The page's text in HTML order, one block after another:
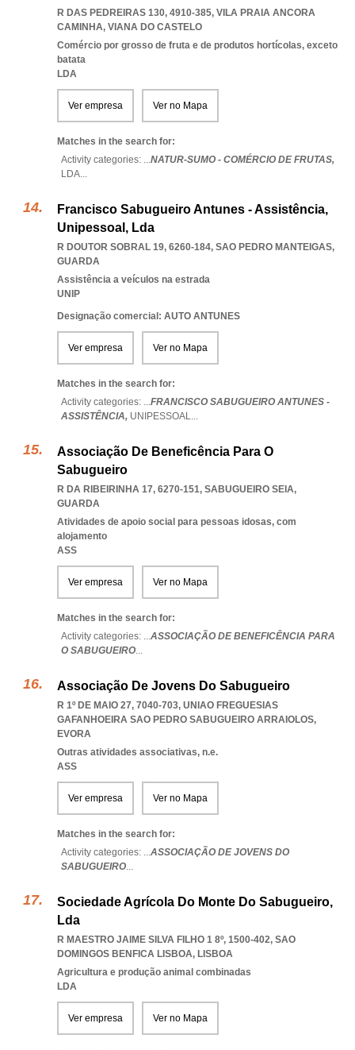
R DAS PEDREIRAS 130, 4910-385, VILA PRAIA ANCORA
CAMINHA, VIANA DO CASTELO
Comércio por grosso de fruta e de produtos hortícolas, exceto
batata
LDA
Ver empresa Ver no Mapa
Matches in the search for:
Activity categories: ...NATUR-SUMO - COMÉRCIO DE FRUTAS,
LDA...
Francisco Sabugueiro Antunes - Assistência,
Unipessoal, Lda
R DOUTOR SOBRAL 19, 6260-184, SAO PEDRO MANTEIGAS,
GUARDA
Assistência a veículos na estrada
UNIP
Designação comercial: AUTO ANTUNES
Ver empresa Ver no Mapa
Matches in the search for:
Activity categories: ...FRANCISCO SABUGUEIRO ANTUNES -
ASSISTÊNCIA, UNIPESSOAL...
Associação De Beneficência Para O
Sabugueiro
R DA RIBEIRINHA 17, 6270-151, SABUGUEIRO SEIA,
GUARDA
Atividades de apoio social para pessoas idosas, com
alojamento
ASS
Ver empresa Ver no Mapa
Matches in the search for:
Activity categories: ...ASSOCIAÇÃO DE BENEFICÊNCIA PARA
O SABUGUEIRO...
Associação De Jovens Do Sabugueiro
R 1º DE MAIO 27, 7040-703, UNIAO FREGUESIAS
GAFANHOEIRA SAO PEDRO SABUGUEIRO ARRAIOLOS,
EVORA
Outras atividades associativas, n.e.
ASS
Ver empresa Ver no Mapa
Matches in the search for:
Activity categories: ...ASSOCIAÇÃO DE JOVENS DO
SABUGUEIRO...
Sociedade Agrícola Do Monte Do Sabugueiro,
Lda
R MAESTRO JAIME SILVA FILHO 1 8º, 1500-402, SAO
DOMINGOS BENFICA LISBOA, LISBOA
Agricultura e produção animal combinadas
LDA
Ver empresa Ver no Mapa